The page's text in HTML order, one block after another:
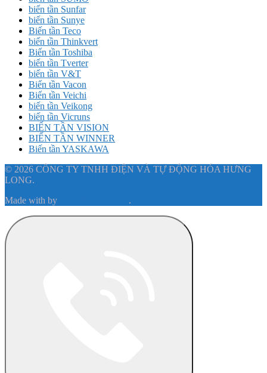
biến tần Sunfar
biến tần Sunye
Biến tần Teco
biến tần Thinkvert
Biến tần Toshiba
biến tần Tverter
biến tần V&T
Biến tần Vacon
Biến tần Veichi
biến tần Veikong
biến tần Vicruns
BIẾN TẦN VISION
BIẾN TẦN WINNER
Biến tần YASKAWA
© 2026 CÔNG TY TNHH ĐIỆN VÀ TỰ ĐỘNG HÓA HƯNG
LONG.
Made with by .